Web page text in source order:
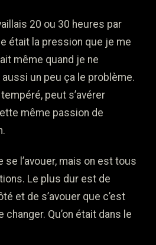
20 ou 30 heures par
était la pression que je me
même quand je ne
aussi un peu ça le problème.
peut s’avérer
même passion de
se l’avouer, mais on est tous
Le plus dur est de
et de s’avouer que c’est
changer. Qu’on était dans le